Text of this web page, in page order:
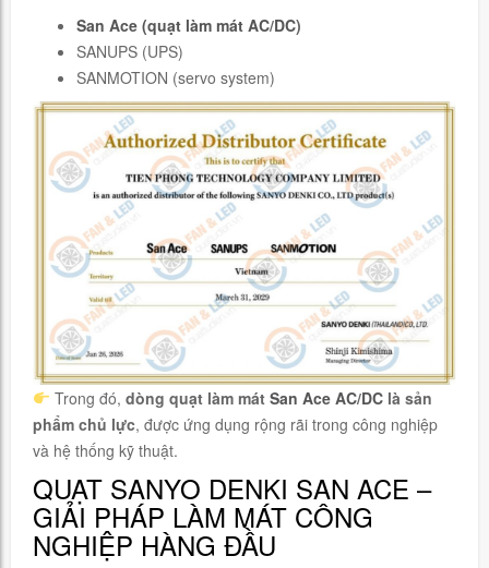
San Ace (quạt làm mát AC/DC)
SANUPS (UPS)
SANMOTION (servo system)
Trong đó, dòng quạt làm mát San Ace AC/DClà sản
phẩm chủ lực, được ứng dụng rộng rãi trong công nghiệp
và hệ thống kỹ thuật.
QUẠT SANYO DENKI SAN ACE –
GIẢI PHÁP LÀM MÁT CÔNG
NGHIỆP HÀNG ĐẦU